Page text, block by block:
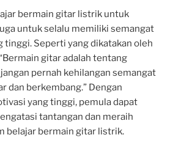
bermain gitar listrik untuk
untuk selalu memiliki semangat
tinggi. Seperti yang dikatakan oleh
gitar adalah tentang
pernah kehilangan semangat
dan berkembang.” Dengan
yang tinggi, pemula dapat
tantangan dan meraih
belajar bermain gitar listrik.